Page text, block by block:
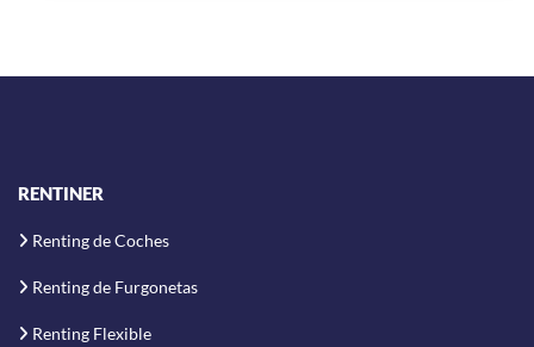
RENTINER
Renting de Coches
Renting de Furgonetas
Renting Flexible